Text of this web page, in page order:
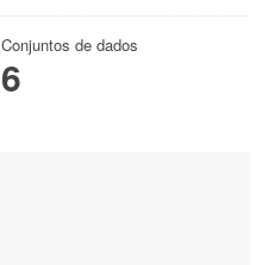
Conjuntos de dados
6